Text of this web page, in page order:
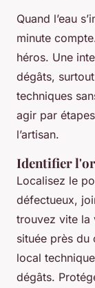
Quand l’eau
minute
héros. Une
dégâts,
techniques
agir par
l’artisan.
Identifier
Localisez le
défectueux,
trouvez vite la
située près du
local
dégâts.